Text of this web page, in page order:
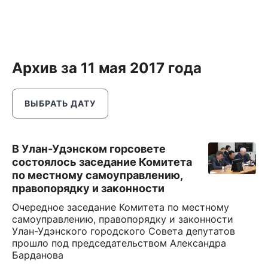
Архив за 11 мая 2017 года
ВЫБРАТЬ ДАТУ
В Улан-Удэнском горсовете
состоялось заседание Комитета
по местному самоуправлению,
правопорядку и законности
Очередное заседание Комитета по местному
самоуправлению, правопорядку и законности
Улан-Удэнского городского Совета депутатов
прошло под председательством Александра
Барданова